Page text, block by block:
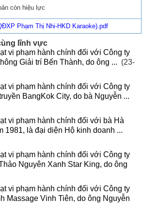
còn hiệu lực
Phạm Thị Nhi-HKD Karaoke).pdf
lĩnh vực
vi phạm hành chính đối với Công ty
Giải trí Bến Thành, do ông ... (23-
vi phạm hành chính đối với Công ty
BangKok City, do bà Nguyễn ...
vi phạm hành chính đối với bà Hà
1981, là đại diện Hộ kinh doanh ...
vi phạm hành chính đối với Công ty
Nguyên Xanh Star King, do ông
vi phạm hành chính đối với Công ty
Massage Vinh Tiên, do ông Nguyễn